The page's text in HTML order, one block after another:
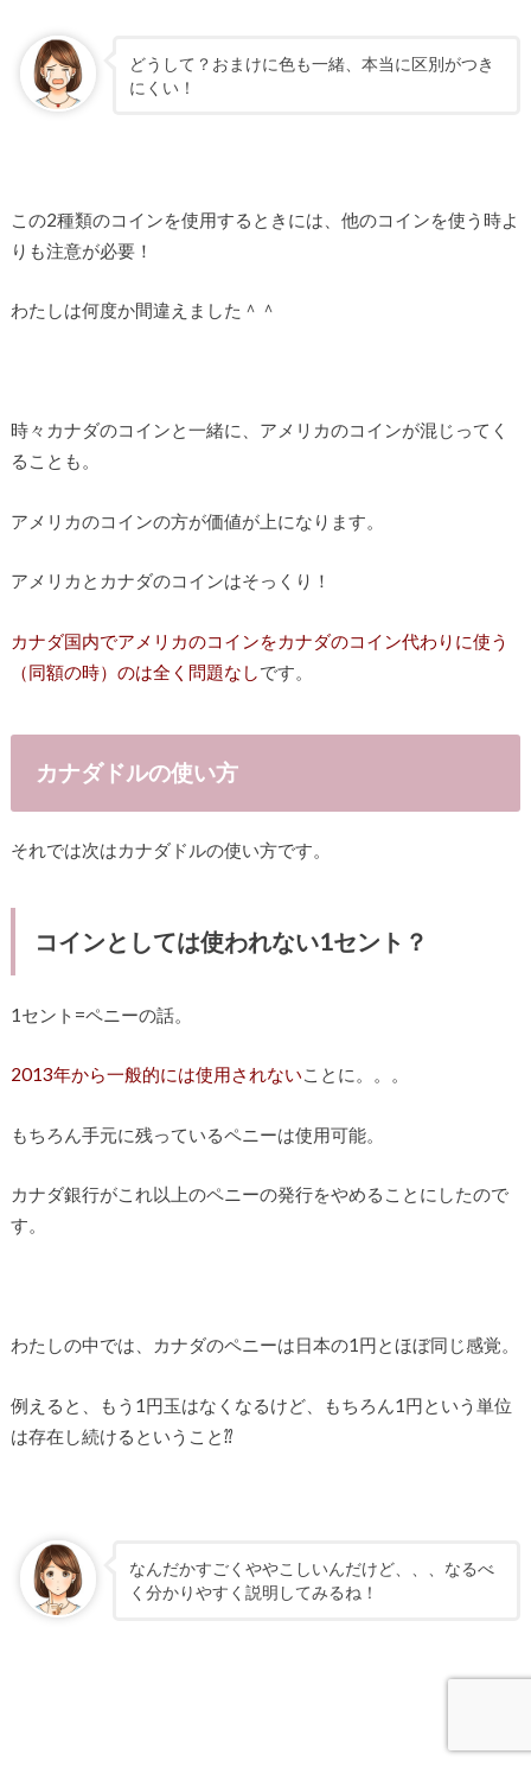
どうして？おまけに色も一緒、本当に区別がつき
にくい！
この2種類のコインを使用するときには、他のコインを使う時よ
りも注意が必要！
わたしは何度か間違えました＾＾
時々カナダのコインと一緒に、アメリカのコインが混じってく
ることも。
アメリカのコインの方が価値が上になります。
アメリカとカナダのコインはそっくり！
カナダ国内でアメリカのコインをカナダのコイン代わりに使う
（同額の時）のは全く問題なしです。
カナダドルの使い方
それでは次はカナダドルの使い方です。
コインとしては使われない1セント？
1セント=ペニーの話。
2013年から一般的には使用されないことに。。。
もちろん手元に残っているペニーは使用可能。
カナダ銀行がこれ以上のペニーの発行をやめることにしたので
す。
わたしの中では、カナダのペニーは日本の1円とほぼ同じ感覚。
例えると、もう1円玉はなくなるけど、もちろん1円という単位
は存在し続けるということ⁇
なんだかすごくややこしいんだけど、、、なるべ
く分かりやすく説明してみるね！